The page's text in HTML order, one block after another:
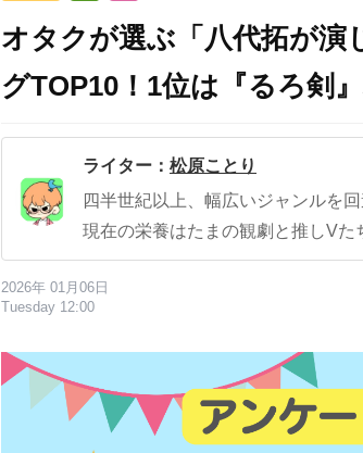
オタクが選ぶ「八代拓が演
グTOP10！1位は『るろ剣
ライター： 松原ことり
四半世紀以上、幅広いジャンルを
現在の栄養はたまの観劇と推しVた
2026年 01月06日
Tuesday 12:00